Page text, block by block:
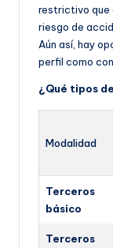
restrictivo que
riesgo de
Aún así, hay
perfil como
¿Qué tipos
Modalidad
Terceros
básico
Terceros